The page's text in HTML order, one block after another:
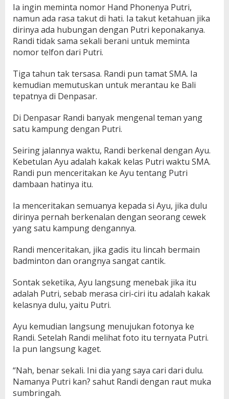
Ia ingin meminta nomor Hand Phonenya Putri,
namun ada rasa takut di hati. Ia takut ketahuan jika
dirinya ada hubungan dengan Putri keponakanya.
Randi tidak sama sekali berani untuk meminta
nomor telfon dari Putri.
Tiga tahun tak tersasa. Randi pun tamat SMA. Ia
kemudian memutuskan untuk merantau ke Bali
tepatnya di Denpasar.
Di Denpasar Randi banyak mengenal teman yang
satu kampung dengan Putri.
Seiring jalannya waktu, Randi berkenal dengan Ayu.
Kebetulan Ayu adalah kakak kelas Putri waktu SMA.
Randi pun menceritakan ke Ayu tentang Putri
dambaan hatinya itu.
Ia menceritakan semuanya kepada si Ayu, jika dulu
dirinya pernah berkenalan dengan seorang cewek
yang satu kampung dengannya.
Randi menceritakan, jika gadis itu lincah bermain
badminton dan orangnya sangat cantik.
Sontak seketika, Ayu langsung menebak jika itu
adalah Putri, sebab merasa ciri-ciri itu adalah kakak
kelasnya dulu, yaitu Putri.
Ayu kemudian langsung menujukan fotonya ke
Randi. Setelah Randi melihat foto itu ternyata Putri.
Ia pun langsung kaget.
“Nah, benar sekali. Ini dia yang saya cari dari dulu.
Namanya Putri kan? sahut Randi dengan raut muka
sumbringah.